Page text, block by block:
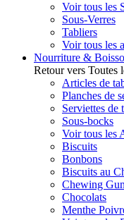
Voir tous les
Sous-Verres
Tabliers
Voir tous les
Nourriture &
Retour vers Toutes
Articles de
Planches de
Serviettes de
Sous-bocks
Voir tous les
Biscuits
Bonbons
Biscuits au
Chewing
Chocolats
Menthe